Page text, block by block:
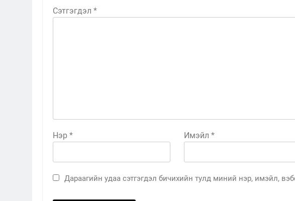
Сэтгэгдэл *
Нэр * Имэйл *
Дараагийн удаа сэтгэгдэл бичихийн тулд миний нэр, имэйл,